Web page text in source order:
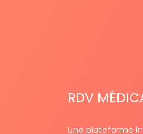
RDV
Une plateforme